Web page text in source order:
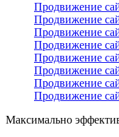
Продвижение
Продвижение
Продвижение
Продвижение
Продвижение
Продвижение
Продвижение
Продвижение
Максимально